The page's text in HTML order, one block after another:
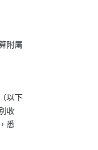
附屬
以下
收
悉